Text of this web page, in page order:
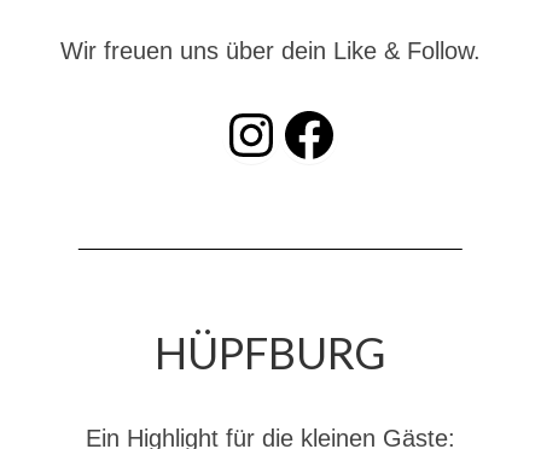
Termine
Wir freuen uns über dein Like & Follow.
INSTAGRAM Facebook
HÜPFBURG
Ein Highlight für die kleinen Gäste: